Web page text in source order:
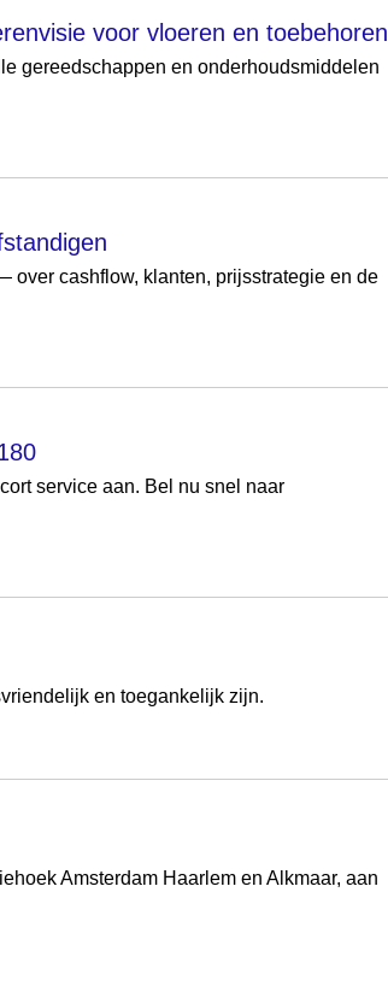
voor vloeren en toebehoren
gereedschappen en onderhoudsmiddelen
over cashflow, klanten, prijsstrategie en de
service aan. Bel nu snel naar
en toegankelijk zijn.
Amsterdam Haarlem en Alkmaar, aan